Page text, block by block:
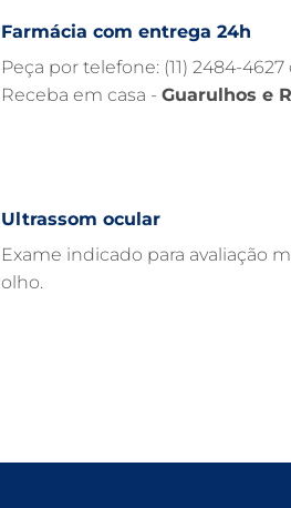
Farmácia com entrega 24h
Peça por telefone: (11) 2484-
Receba em casa - Guarulhos e
Ultrassom ocular
Exame indicado para avaliação
olho.